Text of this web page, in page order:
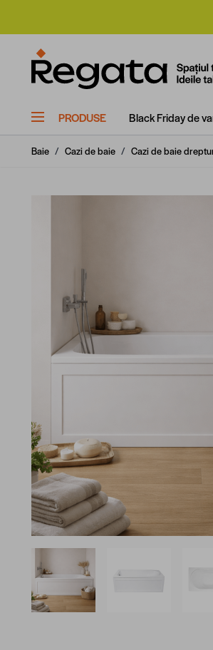
PRODUSE Black Friday de
Baie / Cazi de baie / Cazi de baie